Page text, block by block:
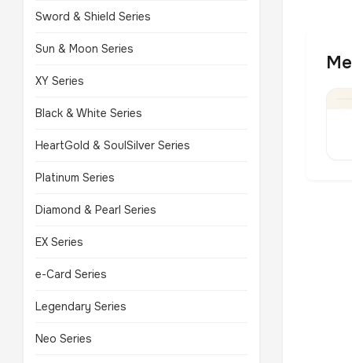
Sword & Shield Series
Sun & Moon Series
XY Series
Black & White Series
HeartGold & SoulSilver Series
Platinum Series
Diamond & Pearl Series
EX Series
e-Card Series
Legendary Series
Neo Series